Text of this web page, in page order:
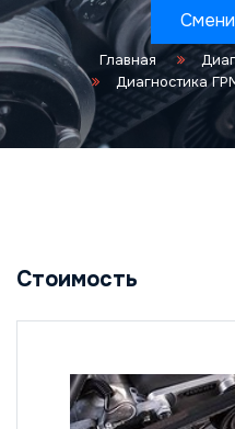
Главная
Диагностика
Стоимость